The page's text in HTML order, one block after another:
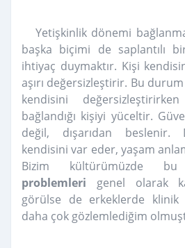
Yetişkinlik dönemi
başka biçimi de saplantılı
ihtiyaç duymaktır. Kişi
aşırı değersizleştirir. Bu
kendisini
bağlandığı kişiyi yüceltir.
değil, dışarıdan beslenir.
kendisini var eder, yaşam
Bizim kültürümüzde
problemleri genel olarak
görülse de erkeklerde
daha çok gözlemlediğim